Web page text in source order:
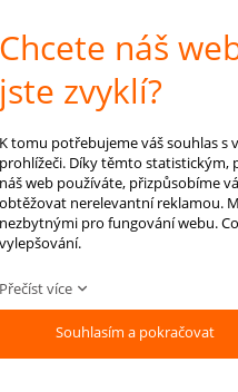
produkt
E-mail *
Váš dotaz
Chcete náš
jste zvyklí?
K tomu potřebujeme váš souhlas s
prohlížeči. Díky těmto statistickým,
náš web používáte, přizpůsobíme
obtěžovat nerelevantní reklamou.
nezbytnými pro fungování webu.
vylepšování.
Přečíst více
Souhlasím a pokračovat